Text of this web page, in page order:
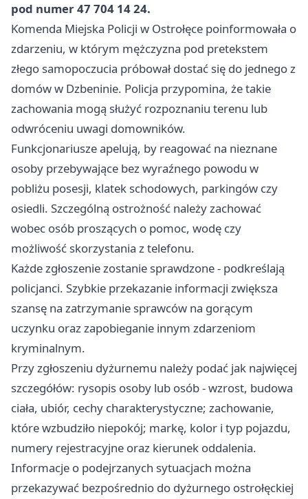
pod numer 47 704 14 24.
Komenda Miejska Policji w Ostrołęce poinformowała o
zdarzeniu, w którym mężczyzna pod pretekstem
złego samopoczucia próbował dostać się do jednego z
domów w Dzbeninie. Policja przypomina, że takie
zachowania mogą służyć rozpoznaniu terenu lub
odwróceniu uwagi domowników.
Funkcjonariusze apelują, by reagować na nieznane
osoby przebywające bez wyraźnego powodu w
pobliżu posesji, klatek schodowych, parkingów czy
osiedli. Szczególną ostrożność należy zachować
wobec osób proszących o pomoc, wodę czy
możliwość skorzystania z telefonu.
Każde zgłoszenie zostanie sprawdzone - podkreślają
policjanci. Szybkie przekazanie informacji zwiększa
szansę na zatrzymanie sprawców na gorącym
uczynku oraz zapobieganie innym zdarzeniom
kryminalnym.
Przy zgłoszeniu dyżurnemu należy podać jak najwięcej
szczegółów: rysopis osoby lub osób - wzrost, budowa
ciała, ubiór, cechy charakterystyczne; zachowanie,
które wzbudziło niepokój; markę, kolor i typ pojazdu,
numery rejestracyjne oraz kierunek oddalenia.
Informacje o podejrzanych sytuacjach można
przekazywać bezpośrednio do dyżurnego ostrołęckiej